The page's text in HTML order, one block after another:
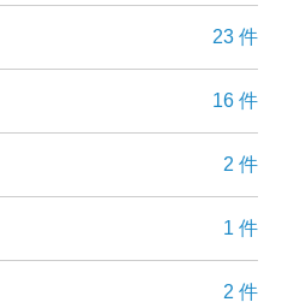
23 件
16 件
2 件
1 件
2 件